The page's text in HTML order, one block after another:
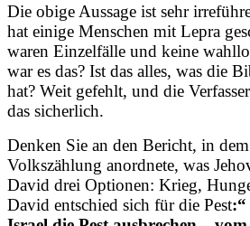
Die obige Aussage ist sehr
hat einige Menschen mit Lepra
waren Einzelfälle und keine
war es das? Ist das alles, was die
hat? Weit gefehlt, und die
das sicherlich.
Denken Sie an den Bericht, in
Volkszählung anordnete, was
David drei Optionen: Krieg,
David entschied sich für die Pest:“